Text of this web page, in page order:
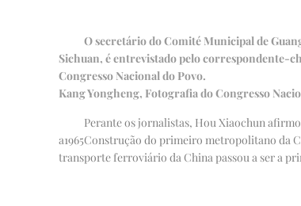
O secretário do Comité Municipal de
Sichuan, é entrevistado pelo correspondente-
Congresso Nacional do Povo.
Kang Yongheng, Fotografia do Congresso
Perante os jornalistas, Hou Xiaochun
a1965Construção do primeiro metropolitano da
transporte ferroviário da China passou a ser a